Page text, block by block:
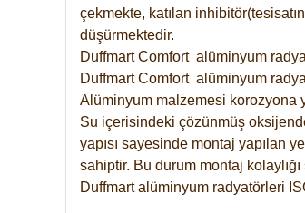
çekmekte, katılan
düşürmektedir.
Duffmart Comfort alüminyum
DuffmartComfort alüminyum
Alüminyum malzemesi korozyona
Su içerisindeki çözünmüş
yapısı sayesinde montaj yapılan
sahiptir. Bu durum montaj
Duffmart alüminyum radyatörleri